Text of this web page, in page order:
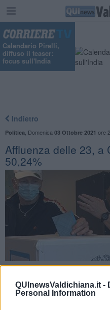
QUInewsValdichiana.it -
Personal Information
Calendario Pirelli,
diffuso il teaser:
focus sull'India
Indietro
Politica Domenica 03 Ottobre 2021 ore
Affluenza delle 23, a
50,24%
riapriranno alle 7 per